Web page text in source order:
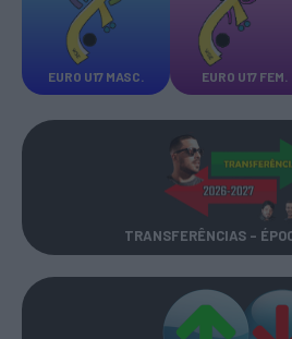
EURO U17 MASC. EURO U17 FEM.
TRANSFERÊNCIAS -